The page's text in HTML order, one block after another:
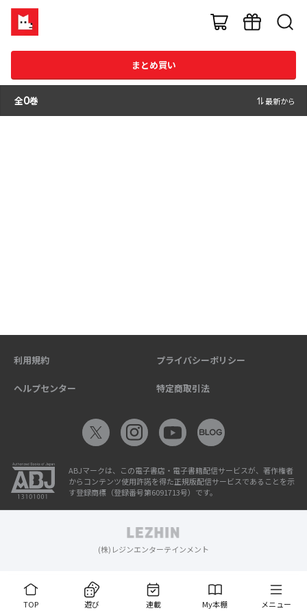
まとめ買い
全0巻 最新から
TOP 遊び 連載 My本棚 メニュー
利用規約 プライバシーポリシー
ヘルプセンター 特定商取引法
ABJマークは、この電子書店・電子書籍配信サービスが、著作権者
からコンテンツ使用許諾を得た正規版配信サービスであることを示
す登録商標（登録番号第6091713号）です。
(株)レジンエンターテインメント